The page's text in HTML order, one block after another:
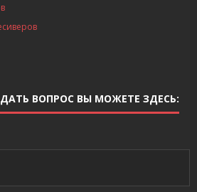
ВОПРОС ВЫ МОЖЕТЕ ЗДЕСЬ: